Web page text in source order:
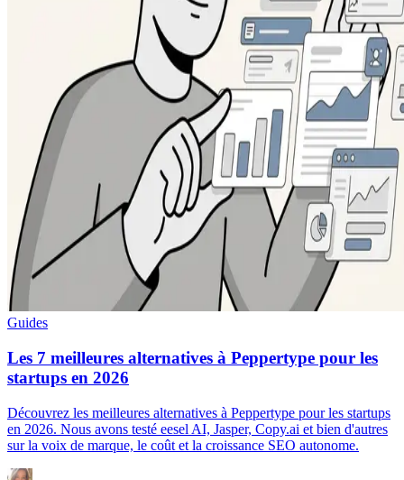
Guides
Les 7 meilleures alternatives à Peppertype pour les
startups en 2026
Découvrez les meilleures alternatives à Peppertype pour les startups
en 2026. Nous avons testé eesel AI, Jasper, Copy.ai et bien d'autres
sur la voix de marque, le coût et la croissance SEO autonome.